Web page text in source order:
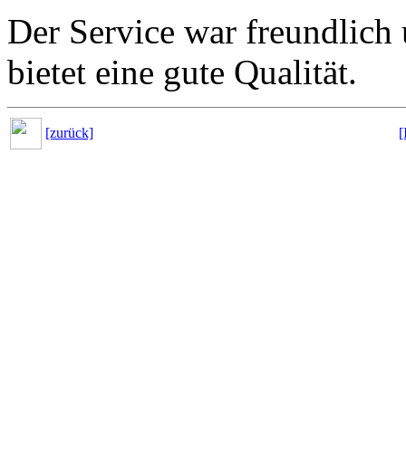
Der Service war
bietet eine gute Qualität.
[zurück]